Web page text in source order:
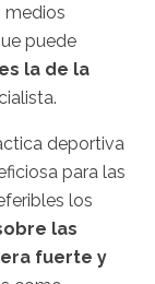
medios
puede
la de la
deportiva
para las
los
las
fuerte y